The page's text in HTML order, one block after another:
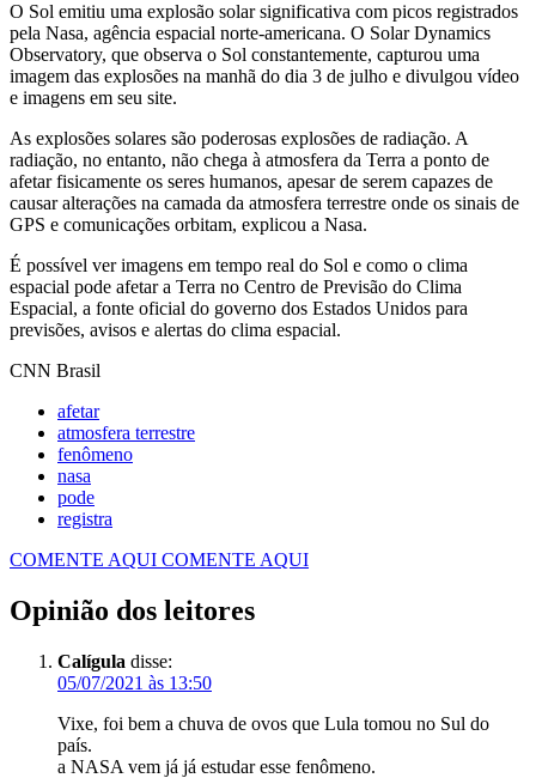
O Sol emitiu uma explosão solar significativa com picos registrados
pela Nasa, agência espacial norte-americana. O Solar Dynamics
Observatory, que observa o Sol constantemente, capturou uma
imagem das explosões na manhã do dia 3 de julho e divulgou vídeo
e imagens em seu site.
As explosões solares são poderosas explosões de radiação. A
radiação, no entanto, não chega à atmosfera da Terra a ponto de
afetar fisicamente os seres humanos, apesar de serem capazes de
causar alterações na camada da atmosfera terrestre onde os sinais de
GPS e comunicações orbitam, explicou a Nasa.
É possível ver imagens em tempo real do Sol e como o clima
espacial pode afetar a Terra no Centro de Previsão do Clima
Espacial, a fonte oficial do governo dos Estados Unidos para
previsões, avisos e alertas do clima espacial.
CNN Brasil
afetar
atmosfera terrestre
fenômeno
nasa
pode
registra
COMENTE AQUI COMENTE AQUI
Opinião dos leitores
Calígula disse:
05/07/2021 às 13:50
Vixe, foi bem a chuva de ovos que Lula tomou no Sul do
país.
a NASA vem já já estudar esse fenômeno.